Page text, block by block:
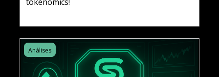
Análises